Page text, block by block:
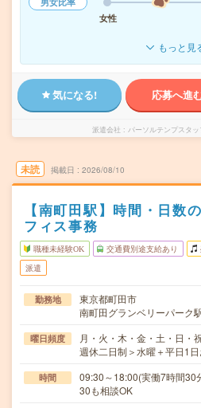
女性
もっと見
気になる! 応募へ進
派遣会社 パーソルテンプスタ
未読 掲載日 2026/08/10
【南町田駅】時間・日数
フィス事務
職種未経験OK 交通費別途支給あり
派遣
勤務地
東京都町田市
南町田グランベリーパーク
曜日頻度
月・火・木・金・土・日
週休二日制＞水曜＋平日1
時間
09:30～18:00(実働7時間
30も相談OK